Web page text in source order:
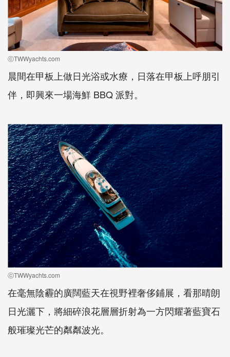
ⓒTWWyachts.com
晨間在甲板上做日光浴或水療，日落在甲板上呼朋引
伴，即興來一場海鮮 BBQ 派對。
ⓒTWWyachts.com
在毫無陰霾的廣闊藍天在視野裡奢侈鋪展，看那晴朗
日光灑下，將細碎浪花層層折射為一方閃耀著藍寶石
般璀璨光芒的粼粼波光。